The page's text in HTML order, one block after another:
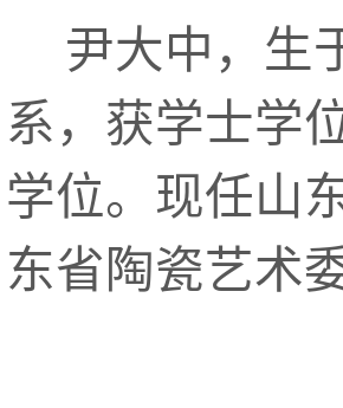
尹大中，生
系，获学士学
学位。现任山
东省陶瓷艺术